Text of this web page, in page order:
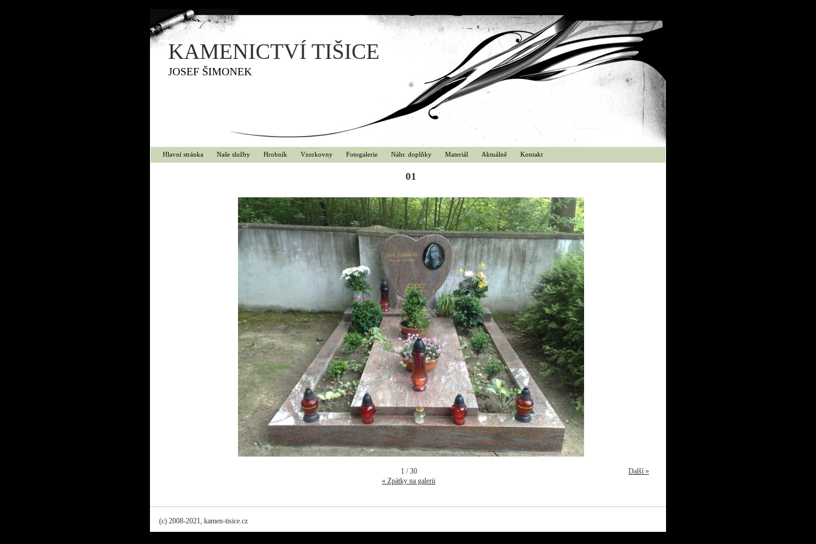
KAMENICTVÍ TIŠICE
JOSEF ŠIMONEK
Hlavní stránka Naše služby Hrobník Vzorkovny Fotogalerie Náhr. doplňky Materiál Aktuálně Kontakt
01
1 / 30
Další »
« Zpátky na galerii
(c) 2008-2021, kamen-tisice.cz